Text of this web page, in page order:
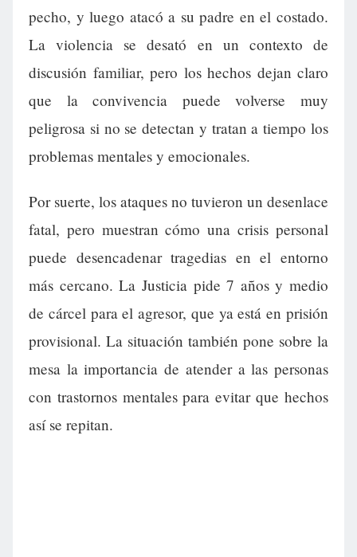
pecho, y luego atacó a su padre en el costado.
La violencia se desató en un contexto de
discusión familiar, pero los hechos dejan claro
que la convivencia puede volverse muy
peligrosa si no se detectan y tratan a tiempo los
problemas mentales y emocionales.
Por suerte, los ataques no tuvieron un desenlace
fatal, pero muestran cómo una crisis personal
puede desencadenar tragedias en el entorno
más cercano. La Justicia pide 7 años y medio
de cárcel para el agresor, que ya está en prisión
provisional. La situación también pone sobre la
mesa la importancia de atender a las personas
con trastornos mentales para evitar que hechos
así se repitan.